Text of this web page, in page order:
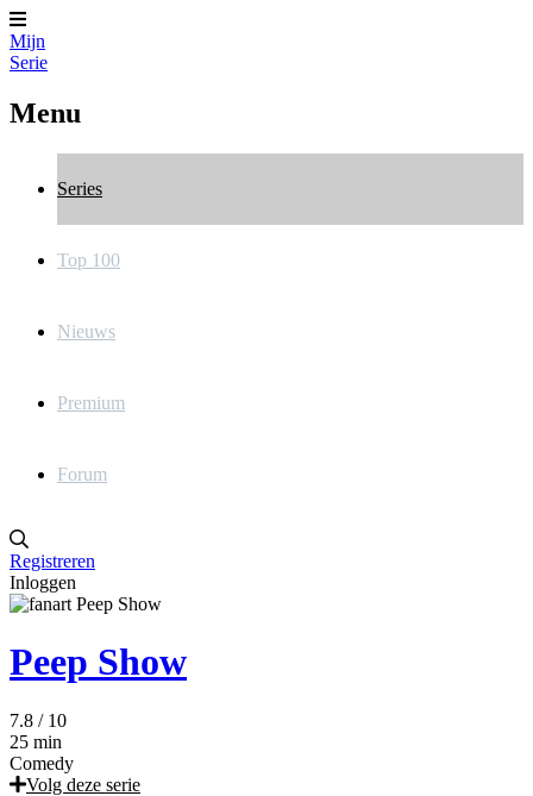
Mijn
Serie
Menu
Series
Top 100
Nieuws
Premium
Forum
Registreren
Inloggen
Peep Show
7.8 / 10
25 min
Comedy
Volg deze serie